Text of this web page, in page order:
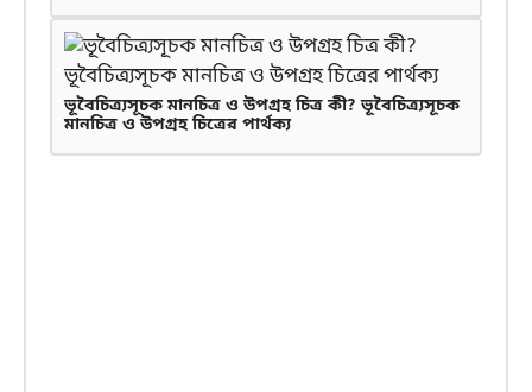
ভূবৈচিত্র্যসূচক মানচিত্র ও উপগ্রহ চিত্র কী? ভূবৈচিত্র্যসূচক
মানচিত্র ও উপগ্রহ চিত্রের পার্থক্য